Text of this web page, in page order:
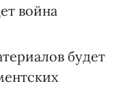
война
будет